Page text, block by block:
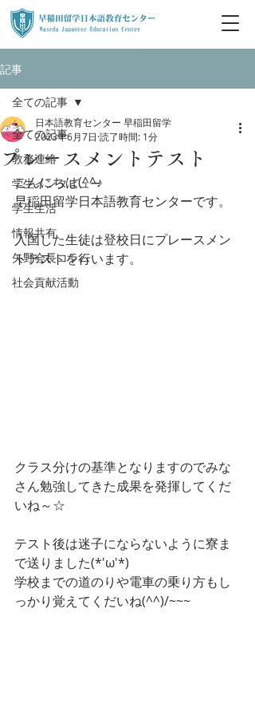
記事
全ての記事
教務連絡
学生インタビュー
学生生活
情報共有
矢野会長コラム
社会貢献活動
全ての記事
プレースメントテスト
日本語教育センター 早稲田留学
2023年6月7日 読了時間: 1分
こんにちは(^^♪
早稲田留学日本語教育センターです。
入国した生徒は登校日にプレースメン
トテストを行います。
クラス分けの基準となりますのでみな
さん勉強してきた成果を発揮してくだ
いね～☆
テスト後は迷子にならないように寮ま
で送りました(*'ω'*)
学校までの道のりや電車の乗り方もし
っかり覚えてくだいね(^^)/~~~